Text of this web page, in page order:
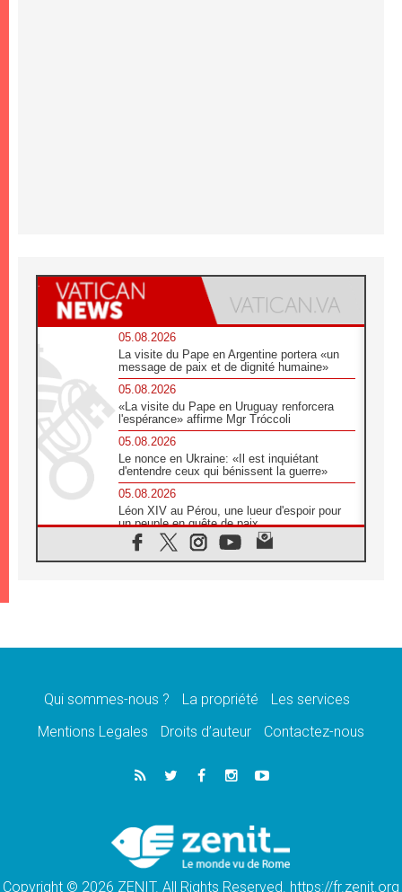
05.08.2026
La visite du Pape en Argentine portera «un
message de paix et de dignité humaine»
05.08.2026
«La visite du Pape en Uruguay renforcera
l'espérance» affirme Mgr Tróccoli
05.08.2026
Le nonce en Ukraine: «Il est inquiétant
d'entendre ceux qui bénissent la guerre»
05.08.2026
Léon XIV au Pérou, une lueur d'espoir pour
un peuple en quête de paix
05.08.2026
SCEAM: L'Église en Afrique vers
en Argentine et au Pérou
Audience générale: la prière est un acte
d'espérance
04.08.2026
Léon XIV invite les Chevaliers de Colomb à
Au Nigéria, attaques d'église, meurtre et
enlèvements de religieux suscitent l'émotion
Qui sommes-nous ? La propriété
Les services
Mentions Legales
Droits d’auteur Contactez-nous
Copyright © 2026 ZENIT. All Rights Reserved. https://fr.zenit.org